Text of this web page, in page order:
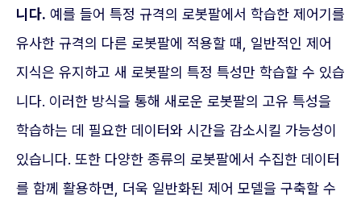
니다. 예를 들어 특정 규격의 로봇팔에서 학습한 제어기를
유사한 규격의 다른 로봇팔에 적용할 때, 일반적인 제어
지식은 유지하고 새 로봇팔의 특정 특성만 학습할 수 있습
니다. 이러한 방식을 통해 새로운 로봇팔의 고유 특성을
학습하는 데 필요한 데이터와 시간을 감소시킬 가능성이
있습니다. 또한 다양한 종류의 로봇팔에서 수집한 데이터
를 함께 활용하면, 더욱 일반화된 제어 모델을 구축할 수